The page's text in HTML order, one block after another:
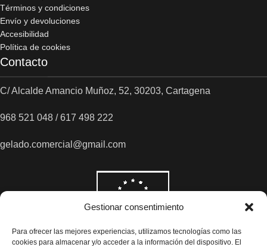
Gestionar consentimiento
Para ofrecer las mejores experiencias, utilizamos tecnologías como las
cookies para almacenar y/o acceder a la información del dispositivo. El
Términos y condiciones
Envío y devoluciones
Accesibilidad
Política de cookies
Contacto
C/ Alcalde Amancio Muñoz, 52, 30203, Cartagena
968 521 048 / 617 498 222
gelado.comercial@gmail.com